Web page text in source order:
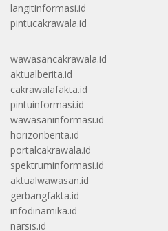
langitinformasi.id
pintucakrawala.id
wawasancakrawala.id
aktualberita.id
cakrawalafakta.id
pintuinformasi.id
wawasaninformasi.id
horizonberita.id
portalcakrawala.id
spektruminformasi.id
aktualwawasan.id
gerbangfakta.id
infodinamika.id
narsis.id